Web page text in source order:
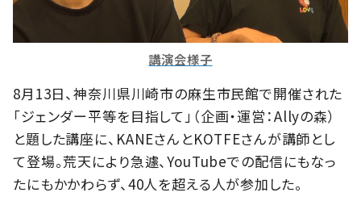
講演会様子
8月13日、神奈川県川崎市の麻生市民館で開催された
「ジェンダー平等を目指して」（企画・運営：Allyの森）
と題した講座に、KANEさんとKOTFEさんが講師とし
て登場。荒天により急遽、YouTubeでの配信にもなっ
たにもかかわらず、40人を超える人が参加した。